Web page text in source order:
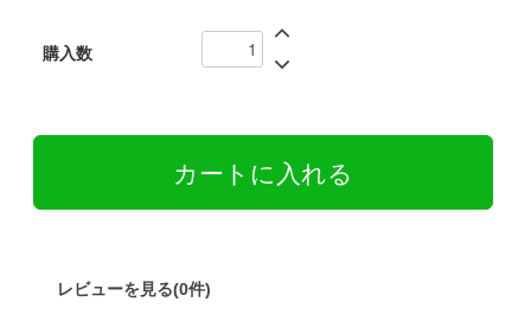
購入数
レビューを見る(0件)